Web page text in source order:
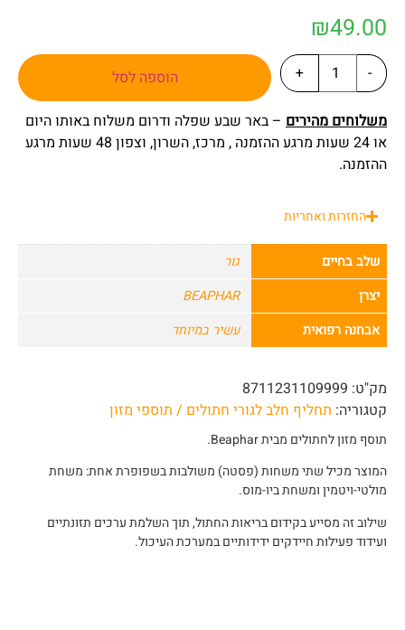
₪49.00
-
+
הוספה לסל
משלוחים מהירים – באר שבע שפלה ודרום משלוח באותו היום
או 24 שעות מרגע ההזמנה , מרכז, השרון, וצפון 48 שעות מרגע
ההזמנה.
החזרות ואחריות
שלב בחיים
גור
יצרן
BEAPHAR
אבחנה רפואית
עשיר במיוחד
מק"ט: 8711231109999
קטגוריה: תחליף חלב לגורי חתולים / תוספי מזון
תוסף מזון לחתולים מבית Beaphar.
המוצר מכיל שתי משחות (פסטה) משולבות בשפופרת אחת: משחת
מולטי-ויטמין ומשחת ביו-מוס.
שילוב זה מסייע בקידום בריאות החתול, תוך השלמת ערכים תזונתיים
ועידוד פעילות חיידקים ידידותיים במערכת העיכול.